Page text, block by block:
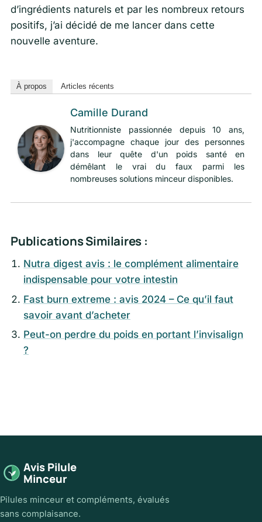
d’ingrédients naturels et par les nombreux retours
positifs, j’ai décidé de me lancer dans cette
nouvelle aventure.
À propos Articles récents
Camille Durand
Nutritionniste passionnée depuis 10 ans,
j'accompagne chaque jour des personnes
dans leur quête d'un poids santé en
démêlant le vrai du faux parmi les
nombreuses solutions minceur disponibles.
Publications Similaires :
Nutra digest avis : le complément alimentaire
indispensable pour votre intestin
Fast burn extreme : avis 2024 – Ce qu’il faut
savoir avant d’acheter
Peut-on perdre du poids en portant l’invisalign
?
Avis Pilule
Minceur
Pilules minceur et compléments, évalués
sans complaisance.